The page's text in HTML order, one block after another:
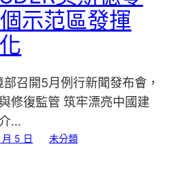
示范區發揮
召開5月例行新聞發布會，
修復監管 筑牢漂亮中國建
…
5 日 未分類